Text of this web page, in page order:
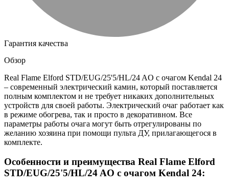
Гарантия качества
Обзор
Real Flame Elford STD/EUG/25'5/HL/24 AO с очагом Kendal 24
– современный электрический камин, который поставляется
полным комплектом и не требует никаких дополнительных
устройств для своей работы. Электрический очаг работает как
в режиме обогрева, так и просто в декоративном. Все
параметры работы очага могут быть отрегулированы по
желанию хозяина при помощи пульта ДУ, прилагающегося в
комплекте.
Особенности и преимущества Real Flame Elford
STD/EUG/25'5/HL/24 AO с очагом Kendal 24: